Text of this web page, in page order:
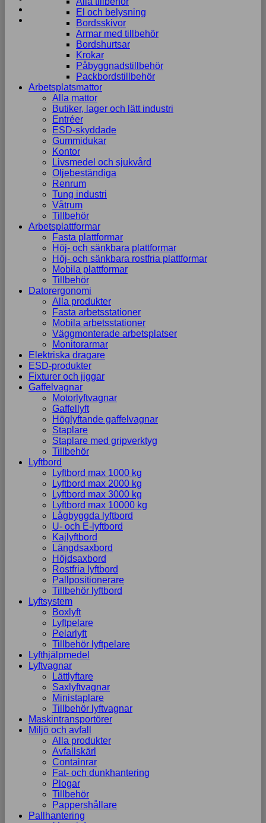
El och belysning
Bordsskivor
Armar med tillbehör
Bordshurtsar
Krokar
Påbyggnadstillbehör
Packbordstillbehör
Arbetsplatsmattor
Alla mattor
Butiker, lager och lätt industri
Entréer
ESD-skyddade
Gummidukar
Kontor
Livsmedel och sjukvård
Oljebeständiga
Renrum
Tung industri
Våtrum
Tillbehör
Arbetsplattformar
Fasta plattformar
Höj- och sänkbara plattformar
Höj- och sänkbara rostfria plattformar
Mobila plattformar
Tillbehör
Datorergonomi
Alla produkter
Fasta arbetsstationer
Mobila arbetsstationer
Väggmonterade arbetsplatser
Monitorarmar
Elektriska dragare
ESD-produkter
Fixturer och jiggar
Gaffelvagnar
Motorlyftvagnar
Gaffellyft
Höglyftande gaffelvagnar
Staplare
Staplare med gripverktyg
Tillbehör
Lyftbord
Lyftbord max 1000 kg
Lyftbord max 2000 kg
Lyftbord max 3000 kg
Lyftbord max 10000 kg
Lågbyggda lyftbord
U- och E-lyftbord
Kajlyftbord
Längdsaxbord
Höjdsaxbord
Rostfria lyftbord
Pallpositionerare
Tillbehör lyftbord
Lyftsystem
Boxlyft
Lyftpelare
Pelarlyft
Tillbehör lyftpelare
Lyfthjälpmedel
Lyftvagnar
Lättlyftare
Saxlyftvagnar
Ministaplare
Tillbehör lyftvagnar
Maskintransportörer
Miljö och avfall
Alla produkter
Avfallskärl
Containrar
Fat- och dunkhantering
Plogar
Tillbehör
Pappershållare
Pallhantering